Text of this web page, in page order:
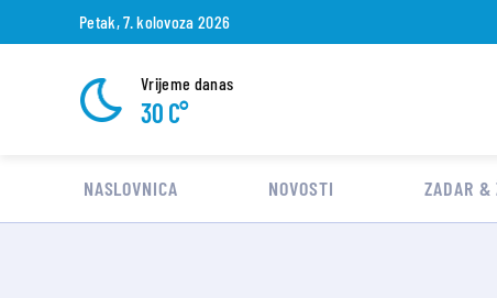
Petak, 7. kolovoza 2026
Vrijeme danas
30 C°
NASLOVNICA NOVOSTI ZADAR &